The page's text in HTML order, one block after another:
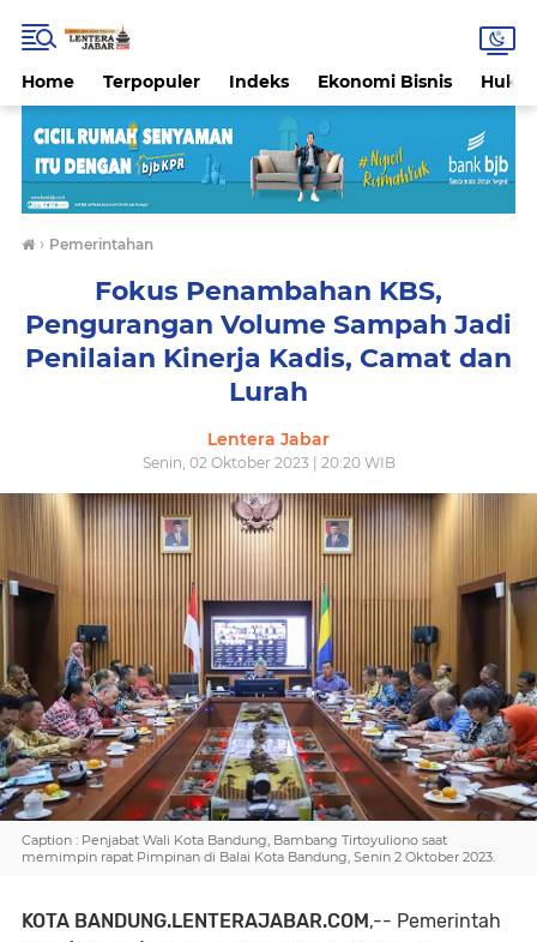
Home Terpopuler Indeks Ekonomi Bisnis
› Pemerintahan
Fokus Penambahan KBS,
Pengurangan Volume Sampah Jadi
Penilaian Kinerja Kadis, Camat dan
Lurah
Lentera Jabar
Senin, 02 Oktober 2023 | 20:20 WIB
Caption : Penjabat Wali Kota Bandung, Bambang Tirtoyuliono saat
memimpin rapat Pimpinan di Balai Kota Bandung, Senin 2 Oktober 2023.
KOTA BANDUNG.LENTERAJABAR.COM,-- Pemerintah